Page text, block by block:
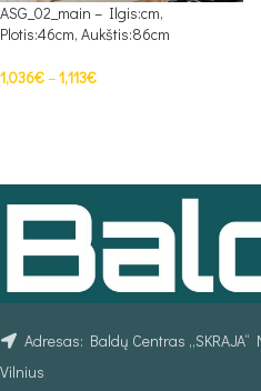
ASG_02_main – Ilgis:cm,
Plotis:46cm, Aukštis:86cm
1,036€–1,113€
Adresas: Baldų Centras
Vilnius